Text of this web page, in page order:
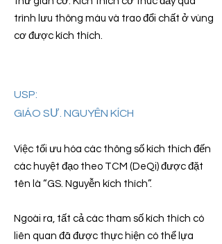
trình lưu thông máu và trao đổi chất ở vùng
cơ được kích thích.
USP:
GIÁO SƯ. NGUYÊN KÍCH
Việc tối ưu hóa các thông số kích thích đến
các huyệt đạo theo TCM (DeQi) được đặt
tên là “GS. Nguyễn kích thích”.
Ngoài ra, tất cả các tham số kích thích có
liên quan đã được thực hiện có thể lựa